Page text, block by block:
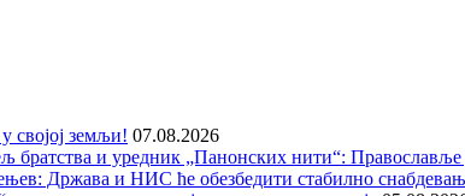
својој земљи! 07.08.2026
братства и уредник „Панонских нити“: Православље
Држава и НИС ће обезбедити стабилно